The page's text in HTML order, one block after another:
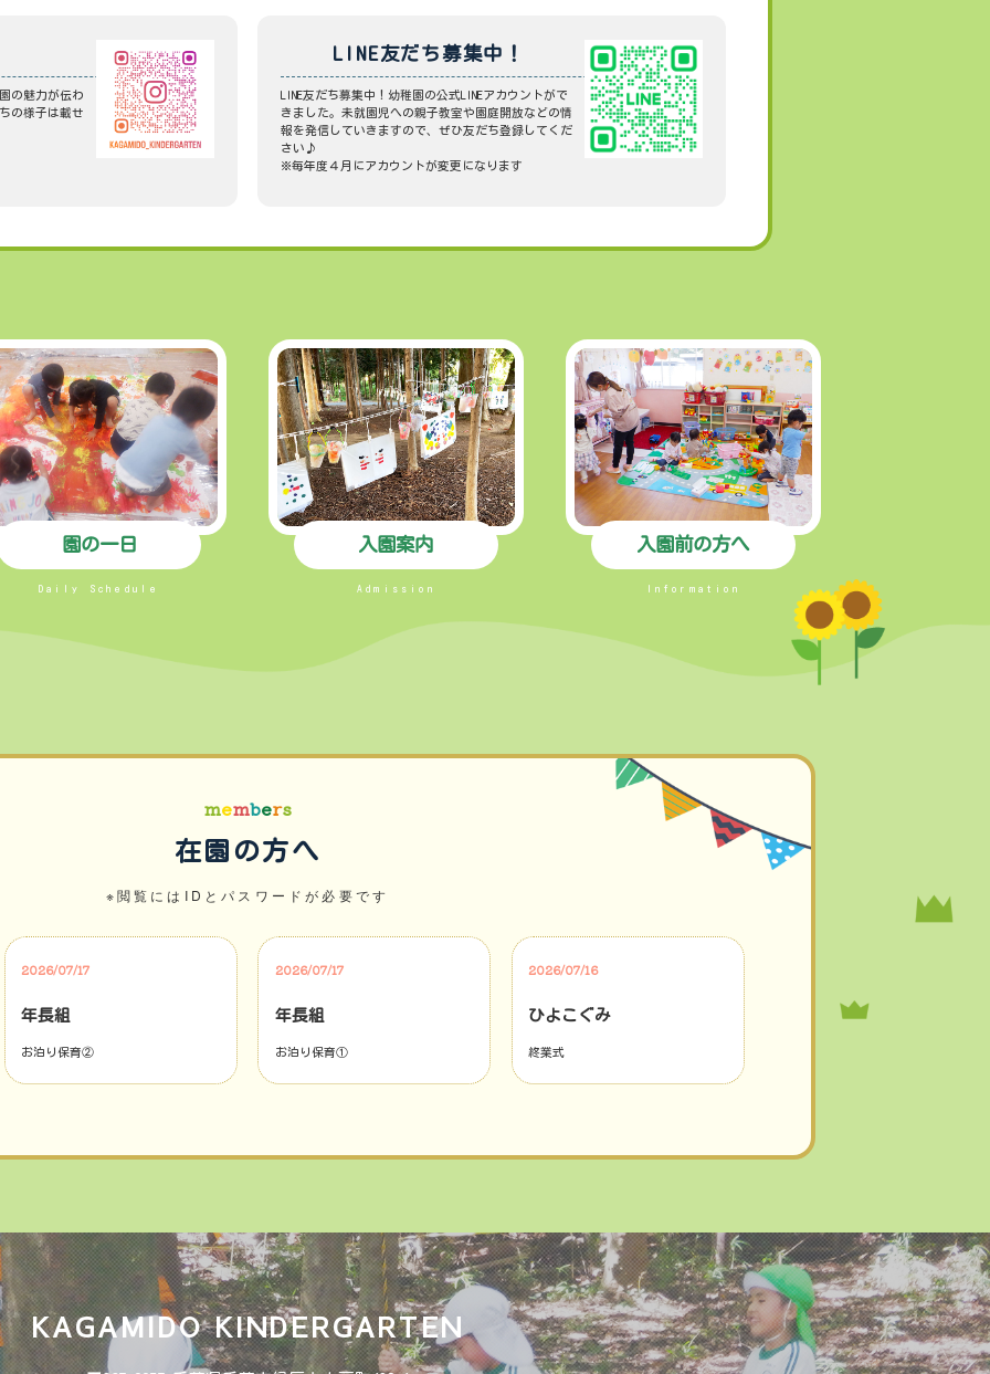
の魅力が伝わ
の様子は載せ
LINE友だち募集中！
LINE友だち募集中！幼稚園の公式LINEアカウントがで
きました。未就園児への親子教室や園庭開放などの情
報を発信していきますので、ぜひ友だち登録してくだ
さい♪
※毎年度４月にアカウントが変更になります
園の一日
Daily Schedule
入園案内
Admission
入園前の方へ
Information
members
在園の方へ
※閲覧にはIDとパスワードが必要です
2026/07/17
年長組
お泊り保育②
2026/07/17
年長組
お泊り保育①
2026/07/16
ひよこぐみ
終業式
KAGAMIDO KINDERGARTEN